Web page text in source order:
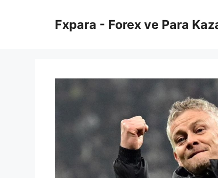
Fxpara - Forex ve Para